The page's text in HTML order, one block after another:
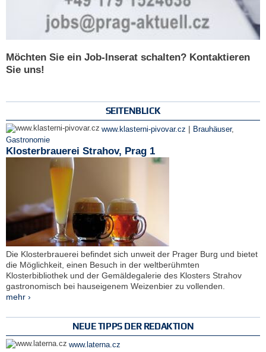
Möchten Sie ein Job-Inserat schalten? Kontaktieren
Sie uns!
SEITENBLICK
www.klasterni-pivovar.cz | Brauhäuser,
Gastronomie
Klosterbrauerei Strahov, Prag 1
Die Klosterbrauerei befindet sich unweit der Prager Burg und bietet
die Möglichkeit, einen Besuch in der weltberühmten
Klosterbibliothek und der Gemäldegalerie des Klosters Strahov
gastronomisch bei hauseigenem Weizenbier zu vollenden.
mehr ›
NEUE TIPPS DER REDAKTION
www.laterna.cz